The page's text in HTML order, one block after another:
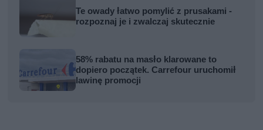
Te owady łatwo pomylić z prusakami -
rozpoznaj je i zwalczaj skutecznie
58% rabatu na masło klarowane to
dopiero początek. Carrefour uruchomił
lawinę promocji